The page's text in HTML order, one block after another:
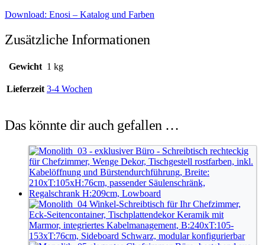
Download: Enosi – Katalog und Farben
Zusätzliche Informationen
Gewicht 1 kg
Lieferzeit 3-4 Wochen
Das könnte dir auch gefallen …